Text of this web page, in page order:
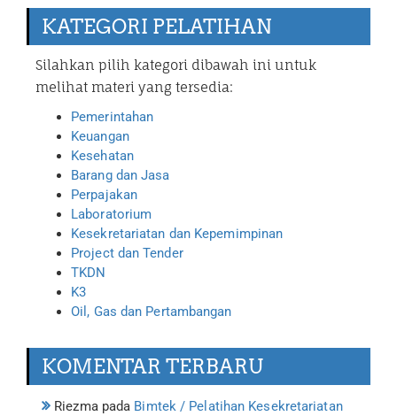
KATEGORI PELATIHAN
Silahkan pilih kategori dibawah ini untuk
melihat materi yang tersedia:
Pemerintahan
Keuangan
Kesehatan
Barang dan Jasa
Perpajakan
Laboratorium
Kesekretariatan dan Kepemimpinan
Project dan Tender
TKDN
K3
Oil, Gas dan Pertambangan
KOMENTAR TERBARU
Riezmapada Bimtek / Pelatihan Kesekretariatan